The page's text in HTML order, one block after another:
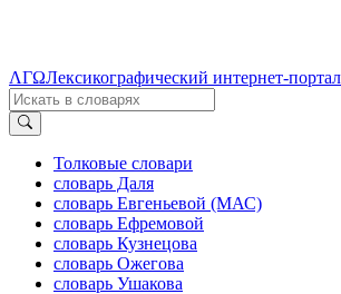
ΛΓΩЛексикографический интернет-
Толковые словари
словарь Даля
словарь Евгеньевой (МАС)
словарь Ефремовой
словарь Кузнецова
словарь Ожегова
словарь Ушакова